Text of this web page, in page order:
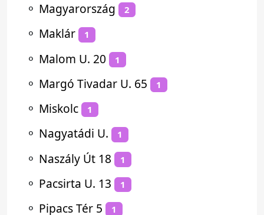
⚬ Magyarország 2
⚬ Maklár 1
⚬ Malom U. 20 1
⚬ Margó Tivadar U. 65 1
⚬ Miskolc 1
⚬ Nagyatádi U. 1
⚬ Naszály Út 18 1
⚬ Pacsirta U. 13 1
⚬ Pipacs Tér 5 1